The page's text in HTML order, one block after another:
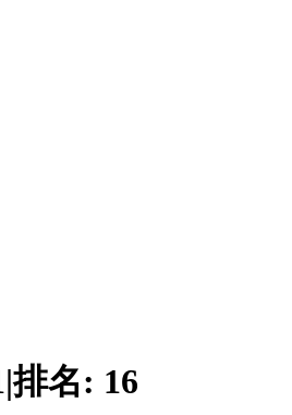
|排名: 16